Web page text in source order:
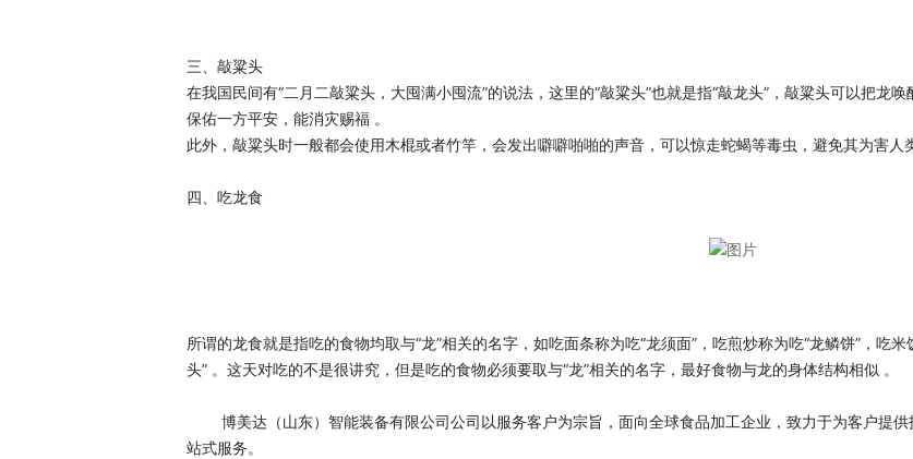
三、敲粱头
在我国民间有“二月二敲粱头，大囤满小囤流”的说法，这里的“敲粱头”也就是指“敲龙头”，敲粱头可以把龙
保佑一方平安，能消灾赐福 。
此外，敲粱头时一般都会使用木棍或者竹竿，会发出噼噼啪啪的声音，可以惊走蛇蝎等毒虫，避免其为害人
四、吃龙食
所谓的龙食就是指吃的食物均取与“龙”相关的名字，如吃面条称为吃“龙须面”，吃煎炒称为吃“龙鳞饼”，吃
头” 。这天对吃的不是很讲究，但是吃的食物必须要取与“龙”相关的名字，最好食物与龙的身体结构相似 。
博美达（山东）智能装备有限公司公司以服务客户为宗旨，面向全球食品加工企业，致力于为客户提供
站式服务。